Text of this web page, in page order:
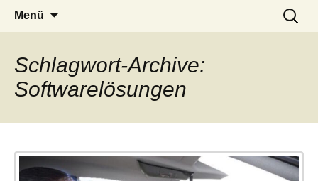
LUCKX
– das Magazin
Menü
Suchen
nach:
Schlagwort-Archive:
Softwarelösungen